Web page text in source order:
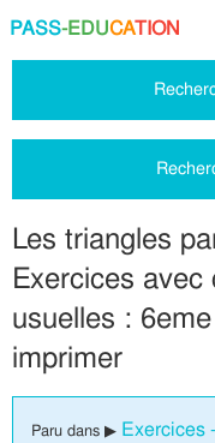
PASS-EDUCATION
Les triangles
Exercices
usuelles :
imprimer
Paru dans ▶ Exercices